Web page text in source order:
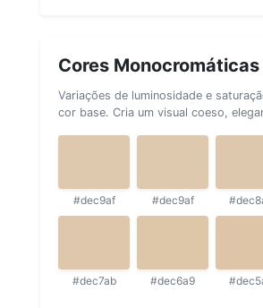
Cores Monocromáticas
Variações de luminosidade e
cor base. Cria um visual coeso,
#dec9af #dec9af
#dec7ab #dec6a9